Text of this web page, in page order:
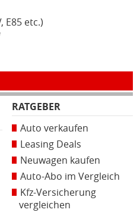
E85 etc.)
RATGEBER
Auto verkaufen
Leasing Deals
Neuwagen kaufen
Auto-Abo im Vergleich
Kfz-Versicherung
vergleichen